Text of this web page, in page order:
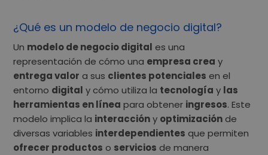
¿Qué es un modelo de negocio digital?
Un modelo de negocio digital es una
representación de cómo una empresa crea y
entrega valor a sus clientes potenciales en el
entorno digital y cómo utiliza la tecnología y las
herramientas en línea para obtener ingresos. Este
modelo implica la interaccióny optimizaciónde
diversas variables interdependientes que permiten
ofrecer productos o servicios de manera